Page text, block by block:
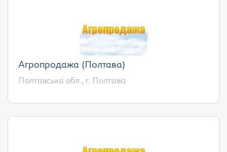
Агропродажа (Полтава)
Полтавська обл., г. Полтава